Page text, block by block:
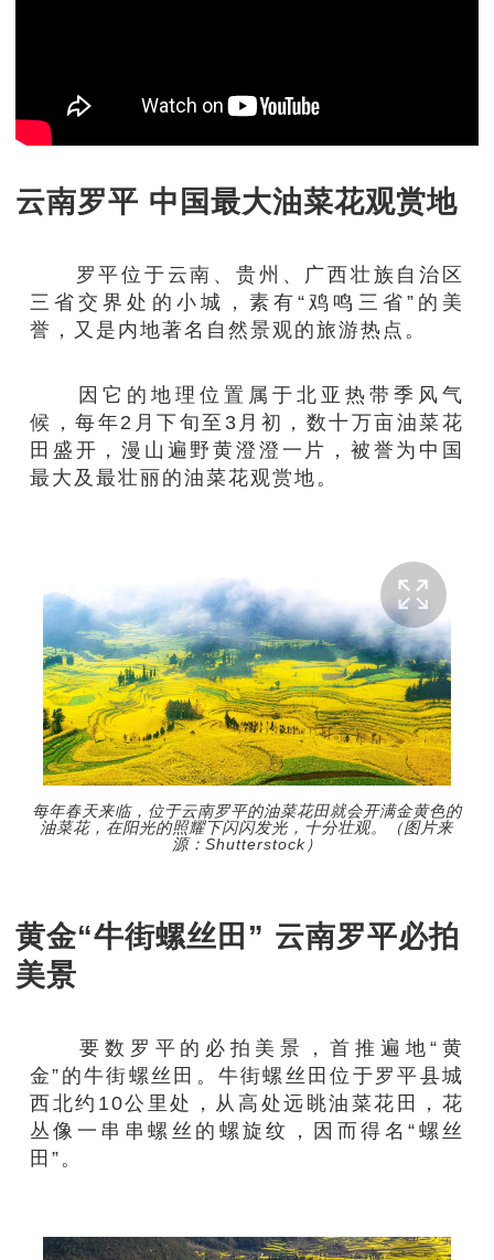
云南罗平 中国最大油菜花观赏地
罗平位于云南、贵州、广西壮族自治区
三省交界处的小城，素有“鸡鸣三省”的美
誉，又是内地著名自然景观的旅游热点。
因它的地理位置属于北亚热带季风气
候，每年2月下旬至3月初，数十万亩油菜花
田盛开，漫山遍野黄澄澄一片，被誉为中国
最大及最壮丽的油菜花观赏地。
每年春天来临，位于云南罗平的油菜花田就会开满金黄色的
油菜花，在阳光的照耀下闪闪发光，十分壮观。（图片来
源：Shutterstock）
黄金“牛街螺丝田” 云南罗平必拍
美景
要数罗平的必拍美景，首推遍地“黄
金”的牛街螺丝田。牛街螺丝田位于罗平县城
西北约10公里处，从高处远眺油菜花田，花
丛像一串串螺丝的螺旋纹，因而得名“螺丝
田”。